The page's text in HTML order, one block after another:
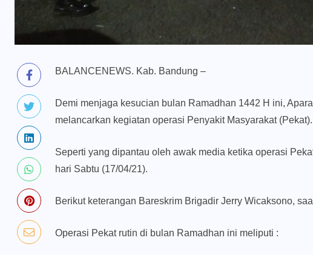
BALANCENEWS. Kab. Bandung –
Demi menjaga kesucian bulan Ramadhan 1442 H ini,
melancarkan kegiatan operasi Penyakit Masyarakat (Pekat).
Seperti yang dipantau oleh awak media ketika operasi
hari Sabtu (17/04/21).
Berikut keterangan Bareskrim Brigadir Jerry Wicaksono,
Operasi Pekat rutin di bulan Ramadhan ini meliputi :